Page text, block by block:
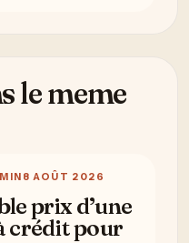
le meme
8 AOÛT 2026
prix d’une
crédit pour